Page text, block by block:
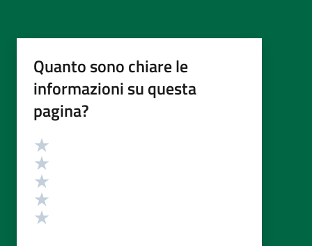
Quanto sono chiare le
informazioni su questa
pagina?
Valutazione